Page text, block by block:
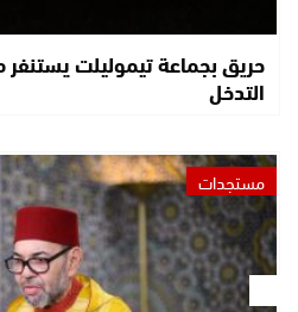
حريق بجماعة تيموليلت
التدخل
مستجدات